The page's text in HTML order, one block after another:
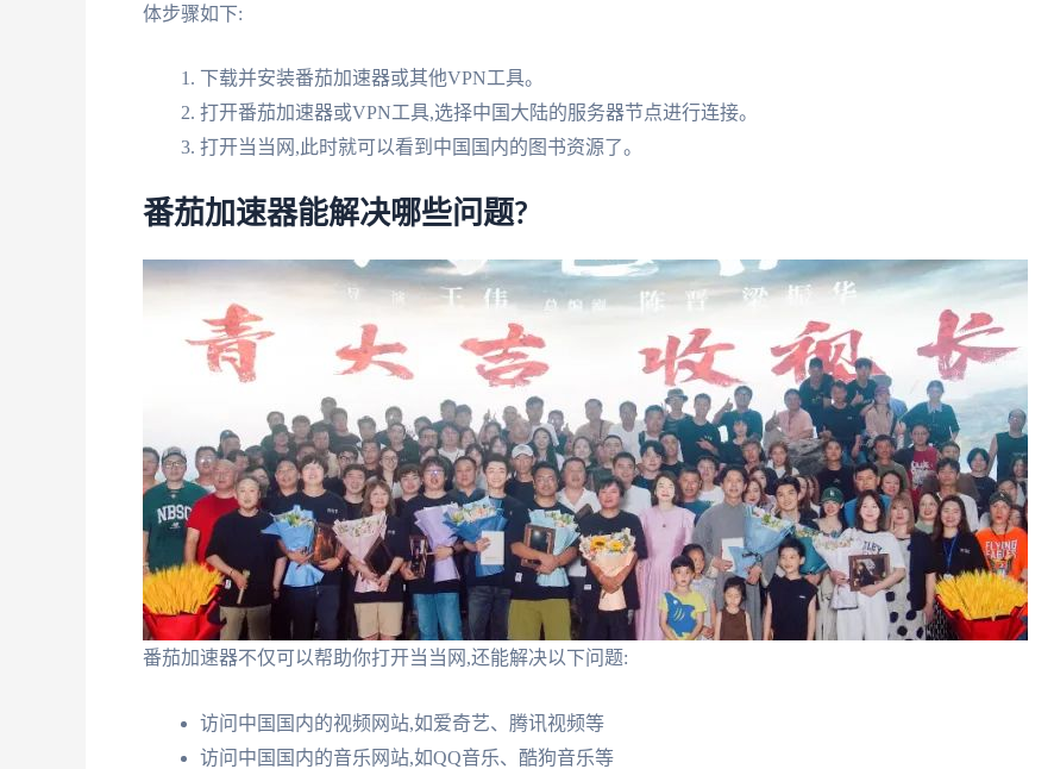
体步骤如下:
下载并安装番茄加速器或其他VPN工具。
打开番茄加速器或VPN工具,选择中国大陆的服务器节点进行连接。
打开当当网,此时就可以看到中国国内的图书资源了。
番茄加速器能解决哪些问题?
番茄加速器不仅可以帮助你打开当当网,还能解决以下问题:
访问中国国内的视频网站,如爱奇艺、腾讯视频等
访问中国国内的音乐网站,如QQ音乐、酷狗音乐等